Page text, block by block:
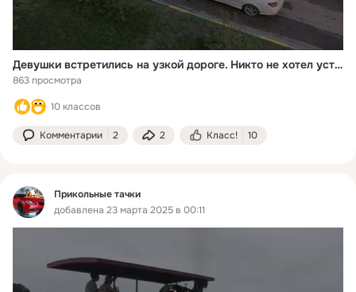
Девушки встретились на узкой дороге. Никто не хотел уступать!
863 просмотра
10 классов
Комментарии 2 2 Класс! 10
Прикольные тачки
добавлена 23 марта 2025 в 00:11